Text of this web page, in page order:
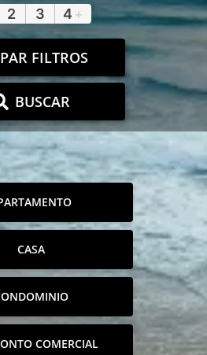
2 3 4 +
FILTROS
BUSCAR
CASA
COMERCIAL